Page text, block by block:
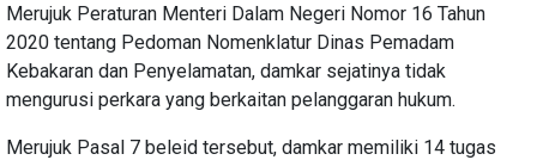
Merujuk Peraturan Menteri Dalam Negeri Nomor 16 Tahun
2020 tentang Pedoman Nomenklatur Dinas Pemadam
Kebakaran dan Penyelamatan, damkar sejatinya tidak
mengurusi perkara yang berkaitan pelanggaran hukum.
Merujuk Pasal 7 beleid tersebut, damkar memiliki 14 tugas